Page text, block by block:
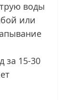
воды
или
за 15-30